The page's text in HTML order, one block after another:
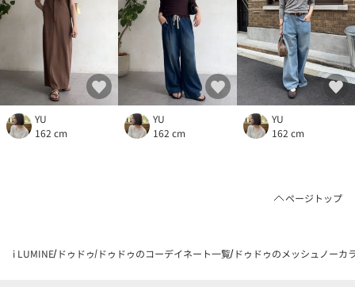
YU
162 cm
YU
162 cm
YU
162 cm
ページトップ
i LUMINE ドゥドゥ ドゥドゥのコーデイネート一覧 ドゥドゥのメッシュノーカ